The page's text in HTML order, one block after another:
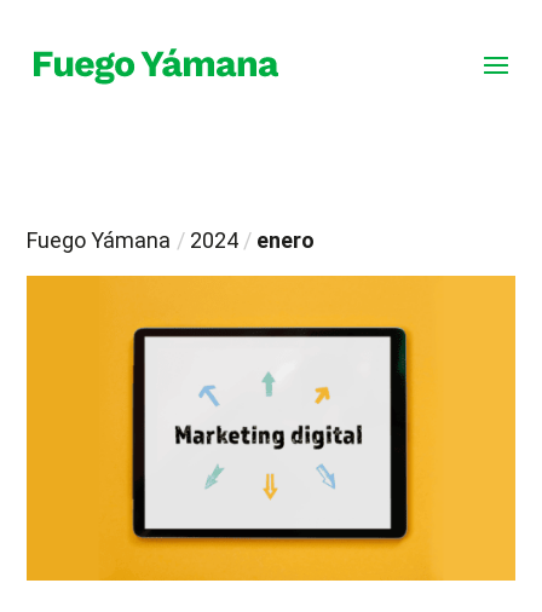
Fuego Yámana / 2024 / enero